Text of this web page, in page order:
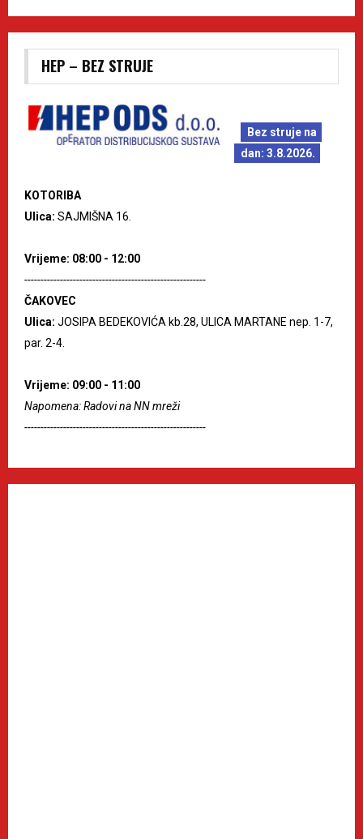
HEP – BEZ STRUJE
Bez struje na
dan: 3.8.2026.
KOTORIBA
Ulica: SAJMIŠNA 16.
Vrijeme: 08:00 - 12:00
--------------------------------------------------------
ČAKOVEC
Ulica: JOSIPA BEDEKOVIĆA kb.28, ULICA MARTANE nep. 1-7,
par. 2-4.
Vrijeme: 09:00 - 11:00
Napomena: Radovi na NN mreži
--------------------------------------------------------